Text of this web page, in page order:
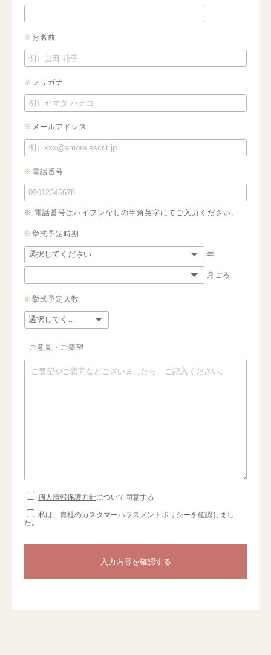
※ お名前
※ フリガナ
※ メールアドレス
※ 電話番号
※ 電話番号はハイフンなしの半角英字にてご入力ください。
※挙式予定時期
年
月ごろ
※挙式予定人数
ご意見・ご要望
個人情報保護方針について同意する
私は、貴社のカスタマーハラスメントポリシーを確認しまし
た。